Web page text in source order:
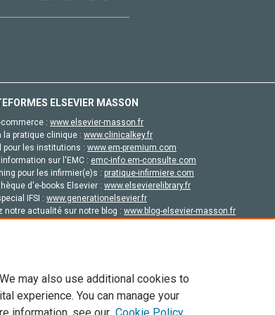
ELSEVIER MASSON
: www.elsevier-masson.fr
la pratique clinique : www.clinicalkey.fr
pour les institutions : www.em-premium.com
sur l'EMC : emc-info.em-consulte.com
pour les infirmier(e)s : pratique-infirmiere.com
d'e-books Elsevier : www.elsevierelibrary.fr
IFSI : www.generationelsevier.fr
notre actualité sur notre blog : www.blog-elsevier-masson.fr
de licence et ses contributeurs. Tout les droits sont réservés,
may also use additional cookies to
experience. You can manage your